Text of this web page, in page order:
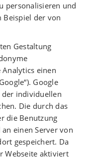
personalisieren und
Beispiel der von
Gestaltung
einen
Google
der individuellen
Die durch das
die Benutzung
einen Server von
gespeichert. Da
Webseite aktiviert